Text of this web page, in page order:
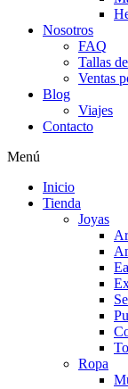
Nosotros
FAQ
Tallas
Ventas
Blog
Viajes
Contacto
Menú
Inicio
Tienda
Joyas
Ropa